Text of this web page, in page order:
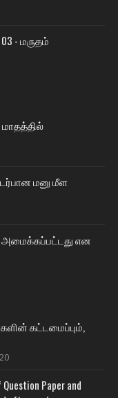
- மருதம்
மனு மீள
அமைக்கப்பட்டது என
கட்டமைப்பும்,
Paper and